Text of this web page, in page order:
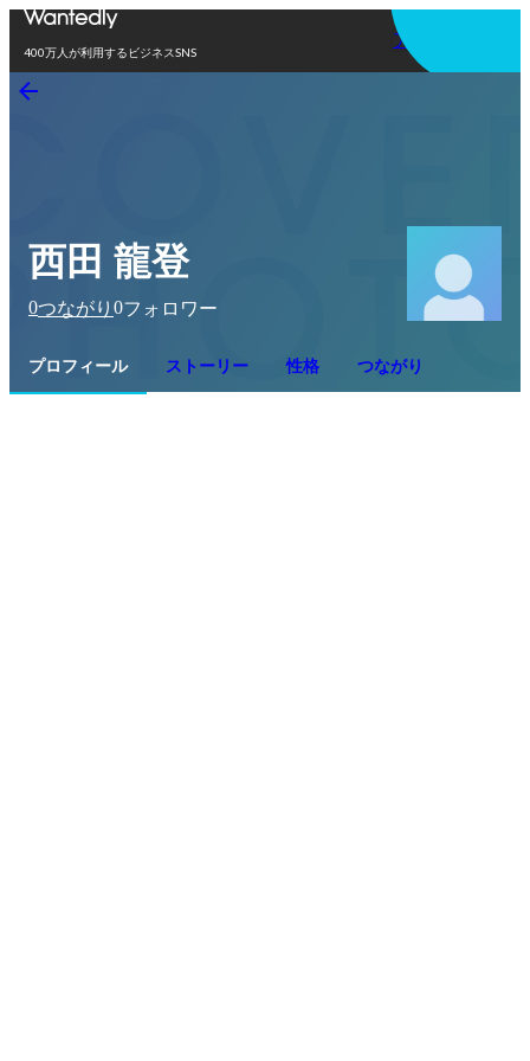
400万人が利用するビジネスSNS
アプリを使う
西田 龍登
0つながり 0フォロワー
プロフィール ストーリー 性格 つながり